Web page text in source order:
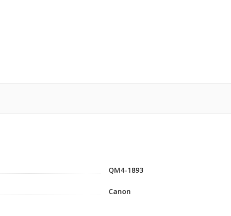
QM4-1893
Canon